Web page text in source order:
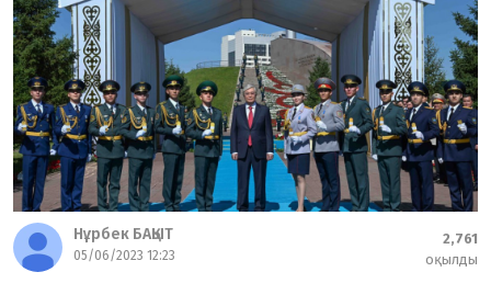
Нұрбек БАҚЫТ
05/06/2023 12:23
2,761
оқылды